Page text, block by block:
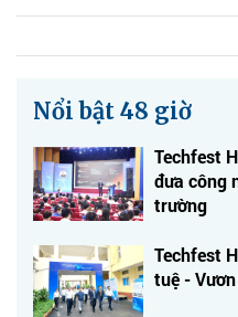
Nổi bật 48 giờ
Techfest
đưa công
trường
Techfest
tuệ -